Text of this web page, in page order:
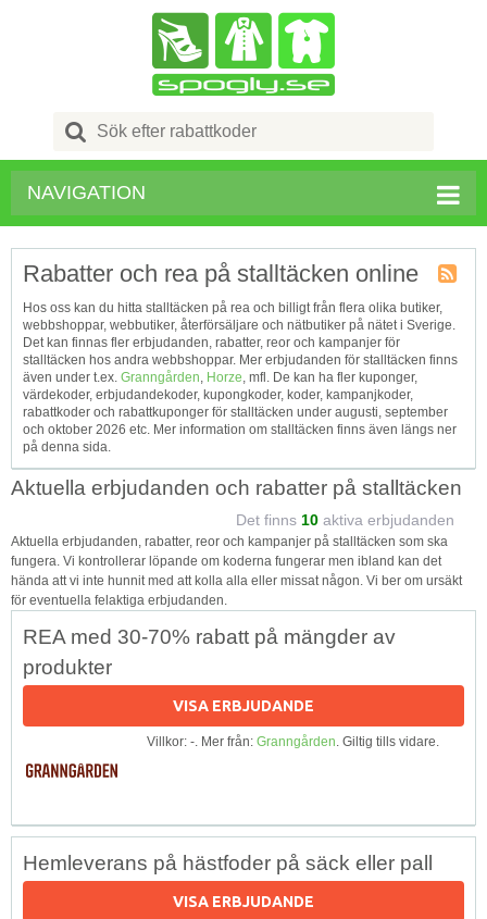
Search
for:
NAVIGATION
Tagg
RSS
Rabatter och rea på stalltäcken online
Hos oss kan du hitta stalltäcken på rea och billigt från flera olika butiker,
webbshoppar, webbutiker, återförsäljare och nätbutiker på nätet i Sverige.
Det kan finnas fler erbjudanden, rabatter, reor och kampanjer för
stalltäcken hos andra webbshoppar. Mer erbjudanden för stalltäcken finns
även under t.ex. Granngården, Horze, mfl. De kan ha fler kuponger,
värdekoder, erbjudandekoder, kupongkoder, koder, kampanjkoder,
rabattkoder och rabattkuponger för stalltäcken under augusti, september
och oktober 2026 etc. Mer information om stalltäcken finns även längs ner
på denna sida.
Aktuella erbjudanden och rabatter på stalltäcken
Det finns 10 aktiva erbjudanden
Aktuella erbjudanden, rabatter, reor och kampanjer på stalltäcken som ska
fungera. Vi kontrollerar löpande om koderna fungerar men ibland kan det
hända att vi inte hunnit med att kolla alla eller missat någon. Vi ber om ursäkt
för eventuella felaktiga erbjudanden.
REA med 30-70% rabatt på mängder av
produkter
VISA ERBJUDANDE
Villkor: -. Mer från: Granngården. Giltig tills vidare.
Hemleverans på hästfoder på säck eller pall
VISA ERBJUDANDE